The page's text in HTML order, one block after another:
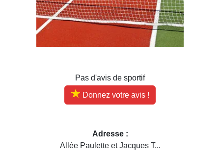
Pas d'avis de sportif
Donnez votre avis !
Adresse :
Allée Paulette et Jacques T...